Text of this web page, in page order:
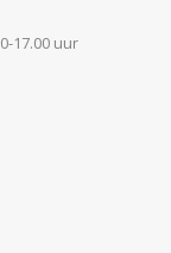
17.00 uur